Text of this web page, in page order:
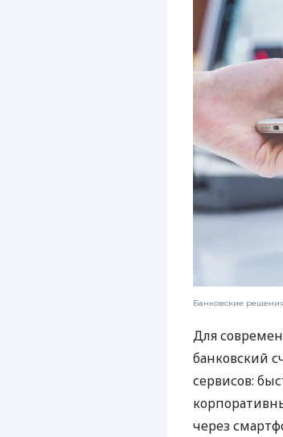
Банковские
Для
банковский
сервисов:
через